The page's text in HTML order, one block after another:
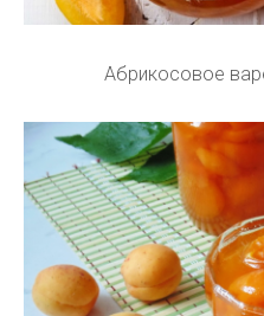
Абрикосовое